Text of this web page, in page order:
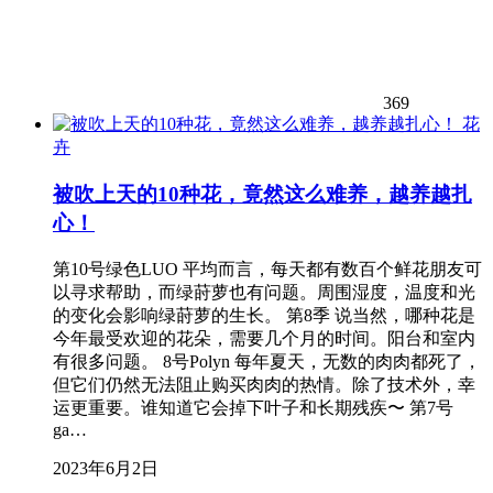
369
花
卉
被吹上天的10种花，竟然这么难养，越养越扎
心！
第10号绿色LUO 平均而言，每天都有数百个鲜花朋友可
以寻求帮助，而绿莳萝也有问题。周围湿度，温度和光
的变化会影响绿莳萝的生长。 第8季 说当然，哪种花是
今年最受欢迎的花朵，需要几个月的时间。阳台和室内
有很多问题。 8号Polyn 每年夏天，无数的肉肉都死了，
但它们仍然无法阻止购买肉肉的热情。除了技术外，幸
运更重要。谁知道它会掉下叶子和长期残疾〜 第7号
ga…
2023年6月2日